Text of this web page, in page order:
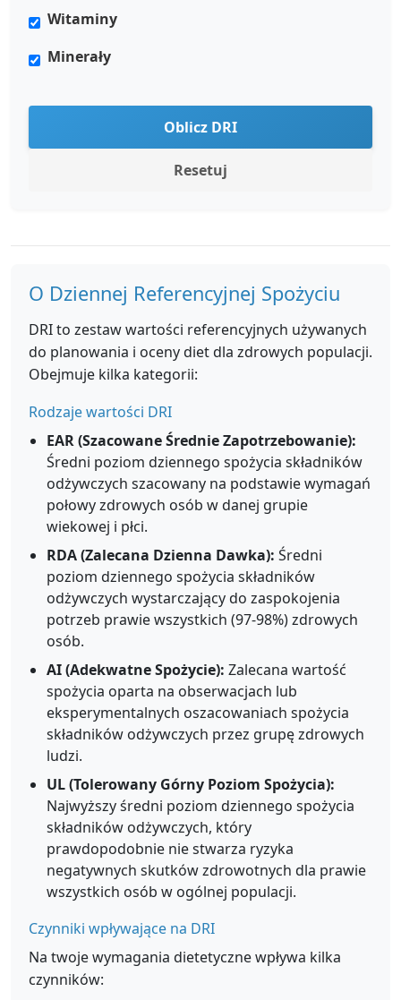
Witaminy
Minerały
Oblicz DRI
Resetuj
O Dziennej Referencyjnej Spożyciu
DRI to zestaw wartości referencyjnych używanych
do planowania i oceny diet dla zdrowych populacji.
Obejmuje kilka kategorii:
Rodzaje wartości DRI
EAR (Szacowane Średnie Zapotrzebowanie):
Średni poziom dziennego spożycia składników
odżywczych szacowany na podstawie wymagań
połowy zdrowych osób w danej grupie
wiekowej i płci.
RDA (Zalecana Dzienna Dawka): Średni
poziom dziennego spożycia składników
odżywczych wystarczający do zaspokojenia
potrzeb prawie wszystkich (97-98%) zdrowych
osób.
AI (Adekwatne Spożycie): Zalecana wartość
spożycia oparta na obserwacjach lub
eksperymentalnych oszacowaniach spożycia
składników odżywczych przez grupę zdrowych
ludzi.
UL (Tolerowany Górny Poziom Spożycia):
Najwyższy średni poziom dziennego spożycia
składników odżywczych, który
prawdopodobnie nie stwarza ryzyka
negatywnych skutków zdrowotnych dla prawie
wszystkich osób w ogólnej populacji.
Czynniki wpływające na DRI
Na twoje wymagania dietetyczne wpływa kilka
czynników: